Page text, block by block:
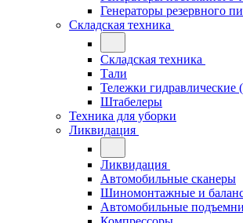
Генераторы резервного
Складская техника
Складская техника
Тали
Тележки гидравлические
Штабелеры
Техника для уборки
Ликвидация
Ликвидация
Автомобильные сканеры
Шиномонтажные и
Автомобильные